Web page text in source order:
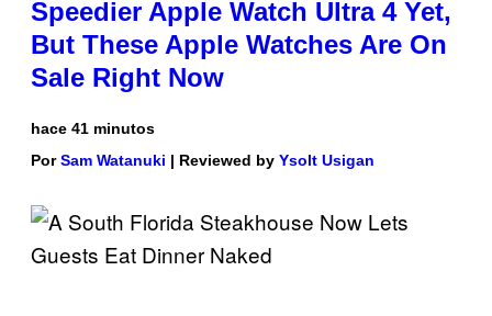
Speedier Apple Watch Ultra 4 Yet,
But These Apple Watches Are On
Sale Right Now
hace 41 minutos
PorSam Watanuki | Reviewed by Ysolt Usigan